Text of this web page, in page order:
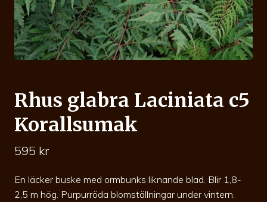
Rhus glabra Laciniata c5
Korallsumak
595 kr
En läcker buske med ormbunks liknande blad. Blir 1,8-
2,5 m hög. Purpurröda blomställningar under vintern.